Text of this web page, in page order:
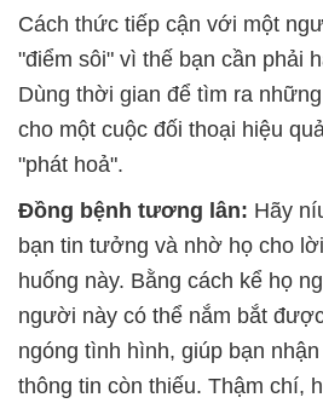
Cách thức tiếp cận với một
"điểm sôi" vì thế bạn cần phải
Dùng thời gian để tìm ra
cho một cuộc đối thoại hiệu
"phát hoả".
Đồng bệnh tương lân: Hãy
bạn tin tưởng và nhờ họ cho
huống này. Bằng cách kể họ
người này có thể nắm bắt
ngóng tình hình, giúp bạn
thông tin còn thiếu. Thậm chí,